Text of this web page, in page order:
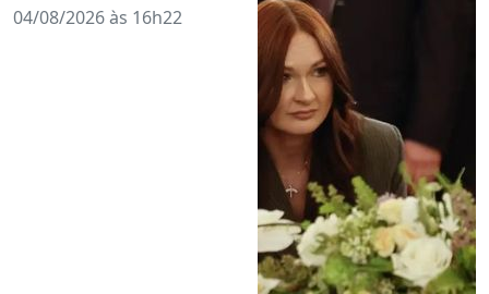
04/08/2026 às 16h22